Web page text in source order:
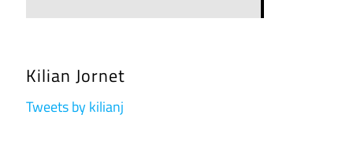
Kilian Jornet
Tweets by kilianj